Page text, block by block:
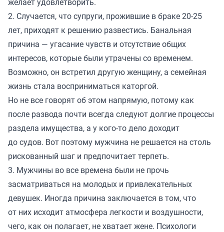
2. Случается, что супруги, прожившие в браке 20-25
лет, приходят к решению развестись. Банальная
причина — угасание чувств и отсутствие общих
интересов, которые были утрачены со временем.
Возможно, он встретил другую женщину, а семейная
жизнь стала восприниматься каторгой.
Но не все говорят об этом напрямую, потому как
после развода почти всегда следуют долгие процессы
раздела имущества, а у кого-то дело доходит
до судов. Вот поэтому мужчина не решается на столь
рискованный шаг и предпочитает терпеть.
3. Мужчины во все времена были не прочь
засматриваться на молодых и привлекательных
девушек. Иногда причина заключается в том, что
от них исходит атмосфера легкости и воздушности,
чего, как он полагает, не хватает жене. Психологи